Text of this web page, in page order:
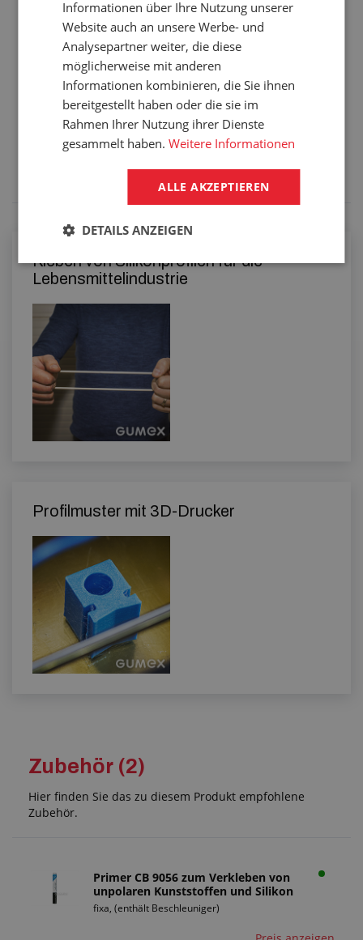
Verpackung:
25,00 m
Dienstleistungen
Dieses Produkt werden wir für Sie nach Maß anpassen.
Kleben von Silikonprofilen für die
Lebensmittelindustrie
Profilmuster mit 3D-Drucker
Zubehör (2)
Hier finden Sie das zu diesem Produkt empfohlene
Zubehör.
Primer CB 9056 zum Verkleben von
unpolaren Kunststoffen und Silikon
fixa, (enthält Beschleuniger)
Informationen über Ihre Nutzung unserer
Website auch an unsere Werbe- und
Analysepartner weiter, die diese
möglicherweise mit anderen
Informationen kombinieren, die Sie ihnen
bereitgestellt haben oder die sie im
Rahmen Ihrer Nutzung ihrer Dienste
gesammelt haben.Weitere Informationen
ALLE AKZEPTIEREN
DETAILS ANZEIGEN